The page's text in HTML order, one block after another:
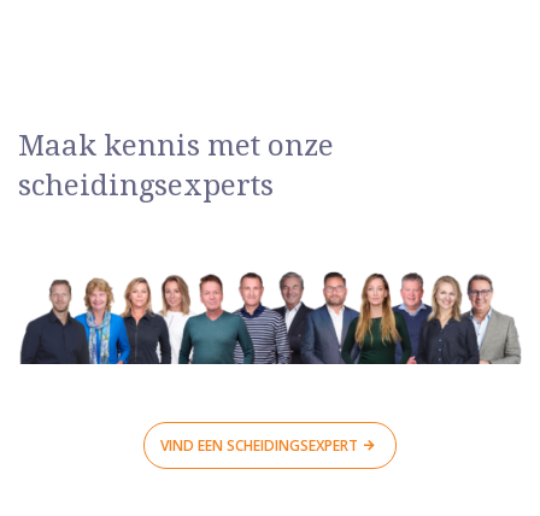
Maak kennis met onze
scheidingsexperts
VIND EEN SCHEIDINGSEXPERT